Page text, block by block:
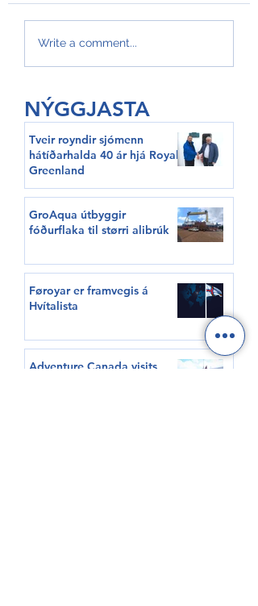
GroAqua útbyggir
alibrúk
Write a comment...
NÝGGJASTA
Tveir royndir sjómenn
hátíðarhalda 40 ár hjá Royal
Greenland
GroAqua útbyggir
fóðurflaka til størri alibrúk
Føroyar er framvegis á
Hvítalista
Adventure Canada visits